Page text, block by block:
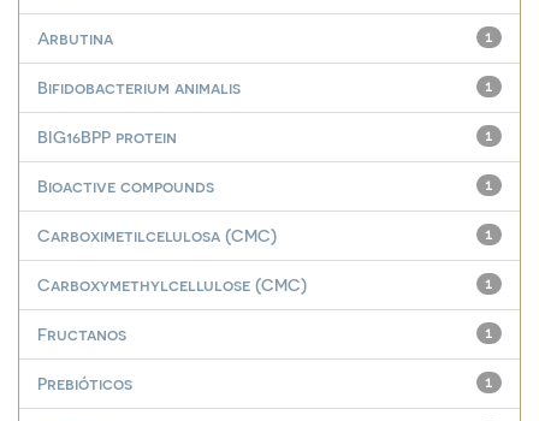
1
Arbutina
1
Bifidobacterium animalis
1
BIG16BPP protein
1
Bioactive compounds
1
Carboximetilcelulosa (CMC)
1
Carboxymethylcellulose (CMC)
1
Fructanos
1
Prebióticos